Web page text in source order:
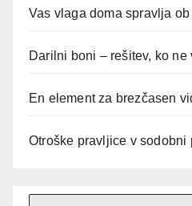
Vas vlaga doma spravlja
Darilni boni – rešitev, ko ne
En element za brezčasen
Otroške pravljice v sodobni